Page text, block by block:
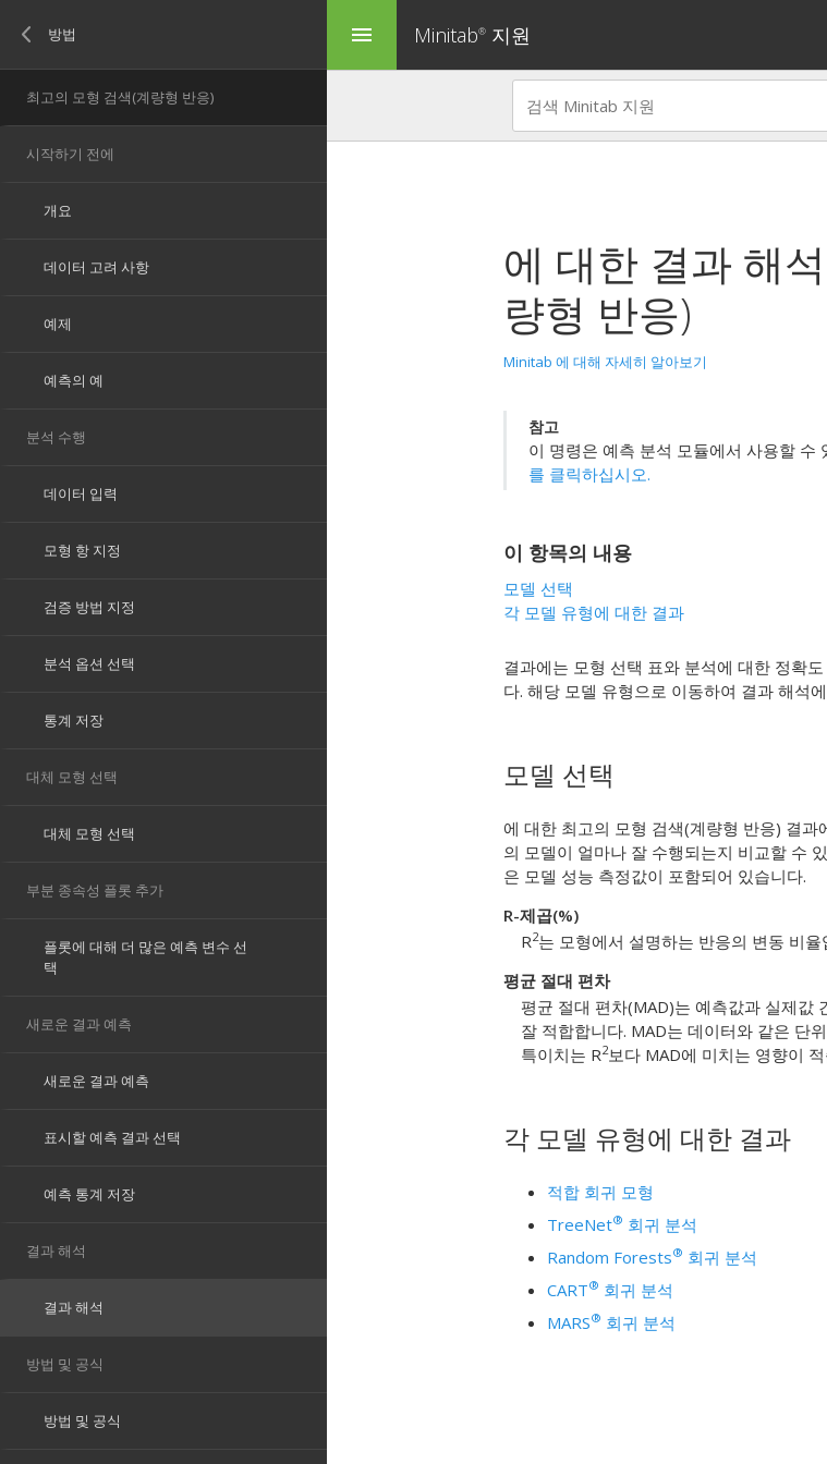
menu Minitab® 지원
에 대한 결과 해석
량형 반응)
Minitab 에 대해 자세히 알아보기
참고
이 명령은 예측 분석 모듈에서 사용할 수
를 클릭하십시오.
이 항목의 내용
모델 선택
각 모델 유형에 대한 결과
결과에는 모형 선택 표와 분석에 대한 정확
다. 해당 모델 유형으로 이동하여 결과 해석
모델 선택
에 대한 최고의 모형 검색(계량형 반응) 결과
의 모델이 얼마나 잘 수행되는지 비교할 수
은 모델 성능 측정값이 포함되어 있습니다.
R-제곱(%)
R2는 모형에서 설명하는 반응의 변동 비
평균 절대 편차
평균 절대 편차(MAD)는 예측값과 실제값
잘 적합합니다. MAD는 데이터와 같은 단
특이치는 R2보다 MAD에 미치는 영향이
각 모델 유형에 대한 결과
적합 회귀 모형
TreeNet® 회귀 분석
Random Forests® 회귀 분석
CART® 회귀 분석
MARS® 회귀 분석